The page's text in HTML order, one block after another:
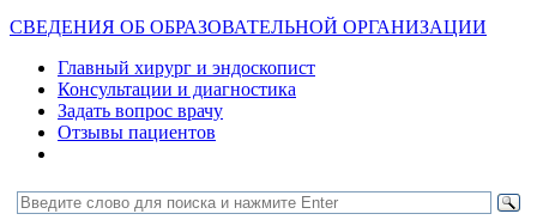
СВЕДЕНИЯ ОБ ОБРАЗОВАТЕЛЬНОЙ ОРГАНИЗАЦИИ
Главный хирург и эндоскопист
Консультации и диагностика
Задать вопрос врачу
Отзывы пациентов